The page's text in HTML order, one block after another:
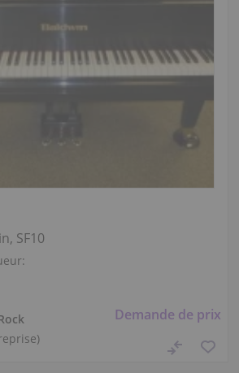
Demande de prix
SF10